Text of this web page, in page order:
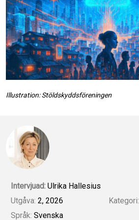
Illustration: Stöldskyddsföreningen
Intervjuad: Ulrika Hallesius
Utgåva: 2, 2026
Språk: Svenska
Kategori: